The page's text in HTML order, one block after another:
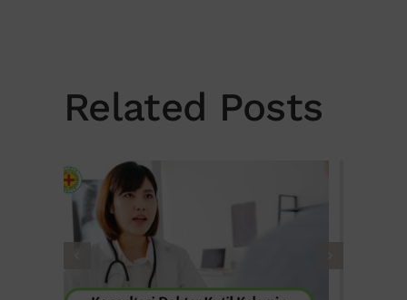
Related Posts